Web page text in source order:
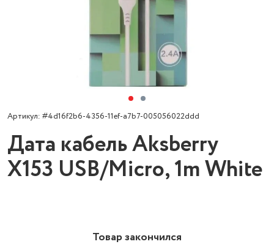
Артикул: #4d16f2b6-4356-11ef-a7b7-005056022ddd
Дата кабель Aksberry
X153 USB/Micro, 1m White
Товар закончился